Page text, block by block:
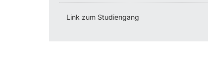
Link zum Studiengang